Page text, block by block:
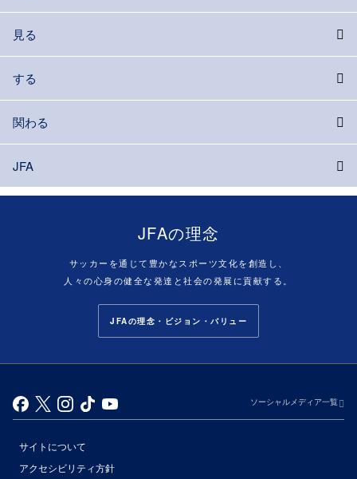
見る
する
関わる
JFA
JFAの理念
サッカーを通じて豊かなスポーツ文化を創造し、
人々の心身の健全な発達と社会の発展に貢献する。
JFAの理念・ビジョン・バリュー
ソーシャルメディア一覧
サイトについて
アクセシビリティ方針